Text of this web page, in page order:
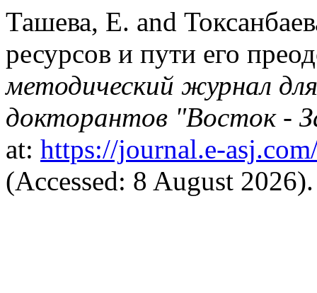
Ташева, Е. and
ресурсов и пути его
методический журнал
докторантов "Восток -
at: https://journal.e-
(Accessed: 8 August 2026).